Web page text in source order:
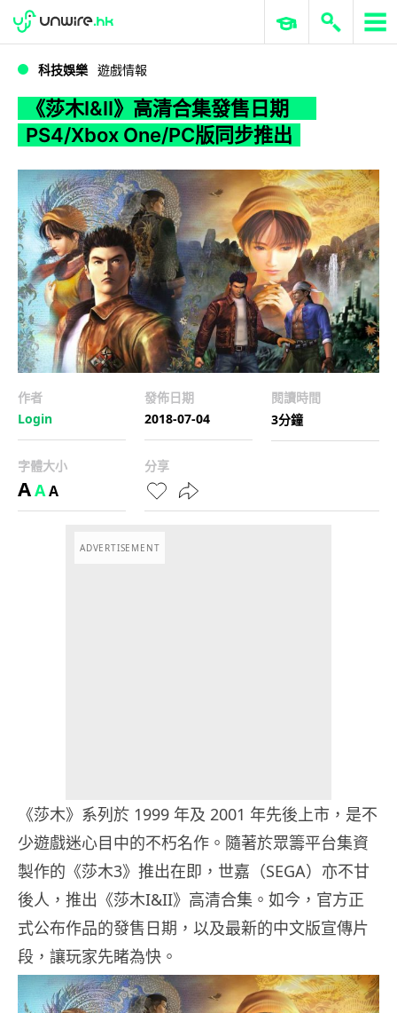
WWDC 2026 ERP 與商業 AI
科技娛樂 遊戲情報
《莎木I&II》高清合集發售日期
PS4/Xbox One/PC版同步推出
作者
Login
發佈日期
2018-07-04
閱讀時間
3分鐘
字體大小
AAA
分享
ADVERTISEMENT
《莎木》系列於 1999 年及 2001 年先後上市，是不
少遊戲迷心目中的不朽名作。隨著於眾籌平台集資
製作的《莎木3》推出在即，世嘉（SEGA）亦不甘
後人，推出《莎木I&II》高清合集。如今，官方正
式公布作品的發售日期，以及最新的中文版宣傳片
段，讓玩家先睹為快。